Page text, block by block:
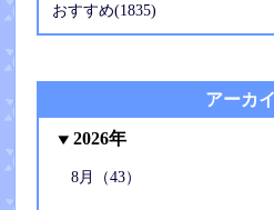
おすすめ(1835)
アーカ
2026年
8月（43）